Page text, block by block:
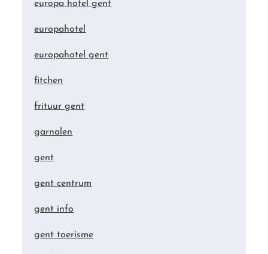
europa hotel gent
europahotel
europahotel gent
fitchen
frituur gent
garnalen
gent
gent centrum
gent info
gent toerisme